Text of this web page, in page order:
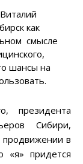
как
смысле
шансы на
президента
Сибири,
продвижении в
«я» придется